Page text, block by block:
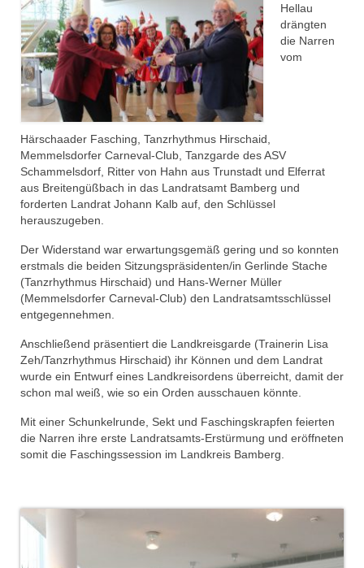
Männerballet
MCC Moms
Archiv
Veranstaltungen
MCC Gala 2026
Rathaussturm 2026
Faschingseröffnung 2025/2026
# Session 2024/2025
MCC Gala 2025
Faschingseröffnung 2024/2025
# Session 2023/2024
MCC Gala 2024
# Session 2022/2023
MCC Gala 2023
Sturm auf Landratsamt 2022
Faschingseröffnung 2022/2023
Hellau
drängten
die Narren
vom
Härschaader Fasching, Tanzrhythmus Hirschaid,
Memmelsdorfer Carneval-Club, Tanzgarde des ASV
Schammelsdorf, Ritter von Hahn aus Trunstadt und Elferrat
aus Breitengüßbach in das Landratsamt Bamberg und
forderten Landrat Johann Kalb auf, den Schlüssel
herauszugeben.
Der Widerstand war erwartungsgemäß gering und so konnten
erstmals die beiden Sitzungspräsidenten/in Gerlinde Stache
(Tanzrhythmus Hirschaid) und Hans-Werner Müller
(Memmelsdorfer Carneval-Club) den Landratsamtsschlüssel
entgegennehmen.
Anschließend präsentiert die Landkreisgarde (Trainerin Lisa
Zeh/Tanzrhythmus Hirschaid) ihr Können und dem Landrat
wurde ein Entwurf eines Landkreisordens überreicht, damit der
schon mal weiß, wie so ein Orden ausschauen könnte.
Mit einer Schunkelrunde, Sekt und Faschingskrapfen feierten
die Narren ihre erste Landratsamts-Erstürmung und eröffneten
somit die Faschingssession im Landkreis Bamberg.